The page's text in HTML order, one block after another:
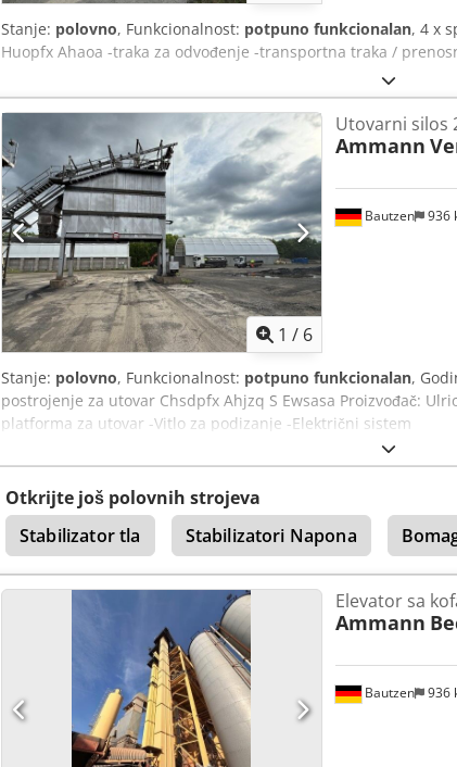
Stanje: polovno, Funkcionalnost: potpuno funkcionalan, 4 x
Huopfx Ahaoa -traka za odvođenje -transportna traka /
1 / 6
Bautzen 936
Utovarni silos
Ammann
Stanje: polovno, Funkcionalnost: potpuno funkcionalan,
postrojenje za utovar Chsdpfx Ahjzq S Ewsasa Proizvođač:
platforma za utovar -Vitlo za podizanje -Električni sistem
Otkrijte još polovnih strojeva
Stabilizator tla
Stabilizatori Napona
Bautzen 936
Elevator sa
Ammann